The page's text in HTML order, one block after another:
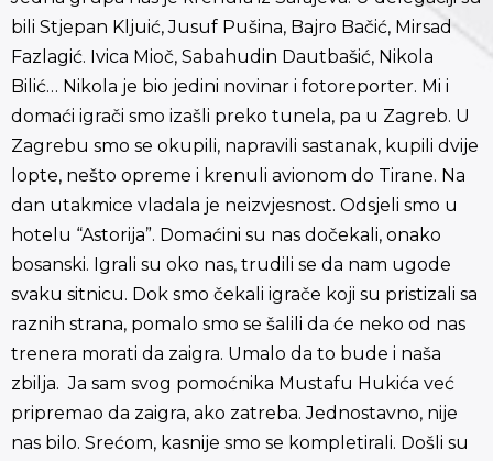
bili Stjepan Kljuić, Jusuf Pušina, Bajro Bačić, Mirsad
Fazlagić. Ivica Mioč, Sabahudin Dautbašić, Nikola
Bilić… Nikola je bio jedini novinar i fotoreporter. Mi i
domaći igrači smo izašli preko tunela, pa u Zagreb. U
Zagrebu smo se okupili, napravili sastanak, kupili dvije
lopte, nešto opreme i krenuli avionom do Tirane. Na
dan utakmice vladala je neizvjesnost. Odsjeli smo u
hotelu “Astorija”. Domaćini su nas dočekali, onako
bosanski. Igrali su oko nas, trudili se da nam ugode
svaku sitnicu. Dok smo čekali igrače koji su pristizali sa
raznih strana, pomalo smo se šalili da će neko od nas
trenera morati da zaigra. Umalo da to bude i naša
zbilja. Ja sam svog pomoćnika Mustafu Hukića već
pripremao da zaigra, ako zatreba. Jednostavno, nije
nas bilo. Srećom, kasnije smo se kompletirali. Došli su